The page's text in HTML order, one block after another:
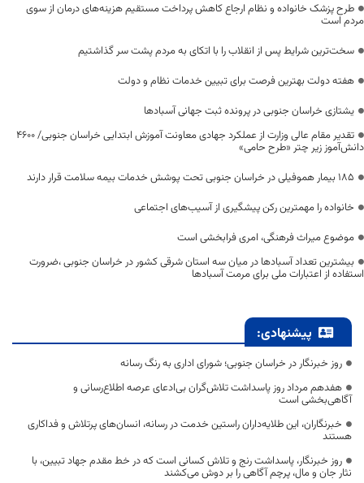
طرح پزشک خانواده و نظام ارجاع کاهش پرداخت مستقیم هزینه‌های درمان از سوی
مردم است
سخت‌ترین شرایط پس از انقلاب را با اتکای به مردم پشت سر گذاشتیم
هفته دولت بهترین فرصت برای تبیین خدمات نظام و دولت
یشتازی خراسان جنوبی در پرونده ثبت جهانی آسبادها
تقدیر مقام عالی وزارت از عملکرد جهادی معاونت آموزش ابتدایی خراسان جنوبی/ ۴۶۰۰
دانش‌آموز زیر چتر «طرح حامی»
۱۸۵ بیمار هموفیلی در خراسان جنوبی تحت پوشش خدمات بیمه سلامت قرار دارند
خانواده را مهمترین رکن پیشگیری از آسیب‌های اجتماعی
موضوع میراث فرهنگی، امری فرابخشی است
بیشترین تعداد آسبادها در میان سه استان شرقی کشور در خراسان جنوبی ،ضرورت
استفاده از اعتبارات ملی برای مرمت آسبادها
پیشنهادی:
روز خبرنگار در خراسان جنوبی؛ شورای اداری به رنگ رسانه
هفدهم مرداد روز پاسداشت تلاش‌گران بی‌ادعای عرصه اطلاع‌رسانی و
آگاهی‌بخشی است
خبرنگاران، این طلایه‌داران راستین خدمت در رسانه، انسان‌های پرتلاش و فداکاری
هستند
روز خبرنگار، پاسداشت رنج و تلاش کسانی است که در خط مقدم جهاد تبیین، با
نثار جان و مال، پرچم آگاهی را بر دوش می‌کشند